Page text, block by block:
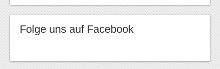
Folge uns auf Facebook